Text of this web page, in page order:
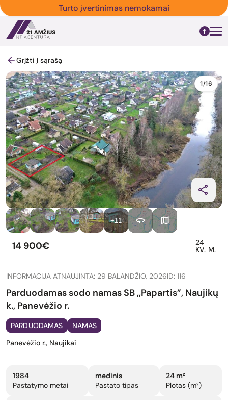
Turto įvertinimas nemokamai
Grįžti į sąrašą
1/16
+11
14 900€ 24
KV. M.
INFORMACIJA ATNAUJINTA: 29 BALANDŽIO, 2026ID: 116
Parduodamas sodo namas SB ,,Papartis”, Naujikų
k., Panevėžio r.
PARDUODAMAS
NAMAS
Panevėžio r., Naujikai
1984
Pastatymo metai
medinis
Pastato tipas
24 m²
Plotas (m²)